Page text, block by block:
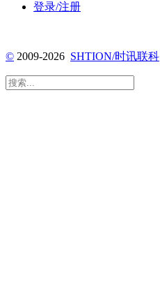
登录/注册
©️ 2009-2026 SHTION/时讯联科